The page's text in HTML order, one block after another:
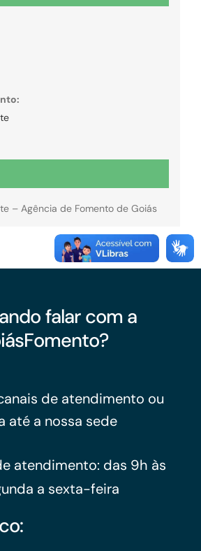
– Agência de Fomento de Goiás
falar com a
de atendimento ou
até a nossa sede
atendimento: das 9h às
a sexta-feira